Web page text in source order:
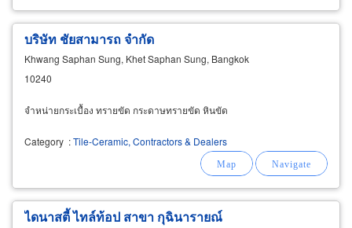
บริษัท ชัยสามารถ จำกัด
Khwang Saphan Sung, Khet Saphan Sung, Bangkok
10240
จำหน่ายกระเบื้อง ทรายขัด กระดาษทรายขัด หินขัด
Category :Tile-Ceramic, Contractors & Dealers
ไดนาสตี้ ไทล์ท้อป สาขา กุฉินารายณ์